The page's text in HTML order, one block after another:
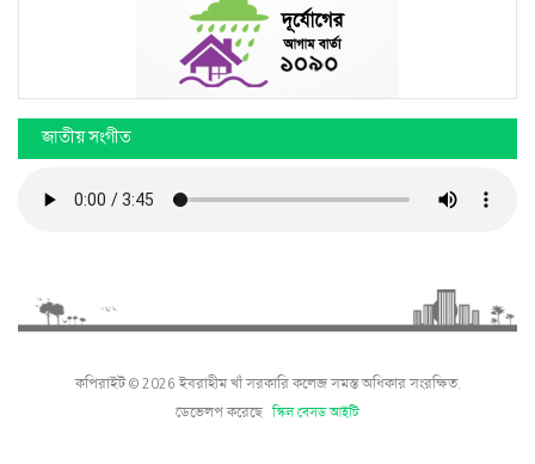
জাতীয় সংগীত
কপিরাইট © 2026 ইবরাহীম খাঁ সরকারি কলেজ সমস্ত অধিকার সংরক্ষিত.
ডেভেলপ করেছে স্কিল বেসড আইটি